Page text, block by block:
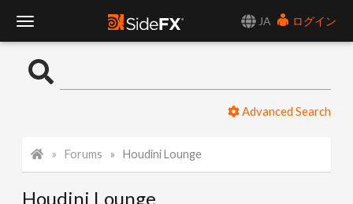
JA
ログイン
o
Advanced Search
Forums Houdini Lounge
Houdini Lounge